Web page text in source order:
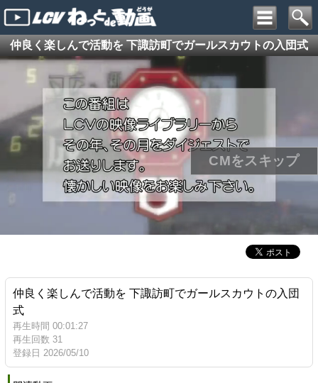
仲良く楽しんで活動を 下諏訪町でガールスカウトの入団式
仲良く楽しんで活動を 下諏訪町でガールスカウトの入団
式
再生時間 00:01:27
再生回数 31
登録日 2026/05/10